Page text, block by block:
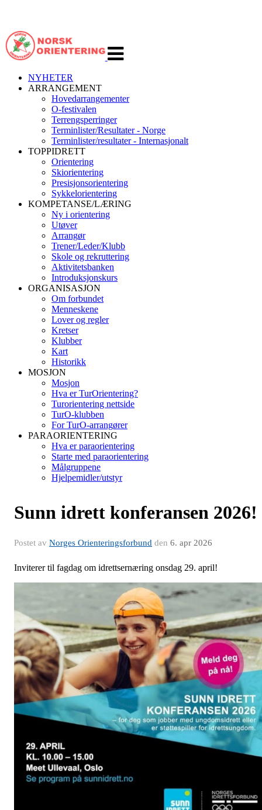
navigasjon
NYHETER
ARRANGEMENT
Hovedarrangementer
O-festivalen
Terrengsperringer
Terminlister/Resultater - Norge
Terminlister/resultater - Internasjonalt
TOPPIDRETT
Orientering
Skiorientering
Presisjonsorientering
Sykkelorientering
KOMPETANSE/LÆRING
Ny i orientering
Utøver
Arrangør
Trener/Leder/Klubb
Skole og rekruttering
Aktivitetsbanken
Introduksjonskurs
ORGANISASJON
Om forbundet
Menneskene
Lover og regler
Kretser
Klubber
Kart
Historikk
MOSJON
Mosjon
Hva er TurOrientering?
Turorientering nettside
TurO-klubben
For TurO-arrangører
PARAORIENTERING
Hva er paraorientering
Starte med paraorientering
Målgruppene
Hjelpemidler/utstyr
Sunn idrett konferansen 2026!
Postet av Norges Orienteringsforbund den 6. apr 2026
Inviterer til fagdag om idrettsernæring onsdag 29. april!